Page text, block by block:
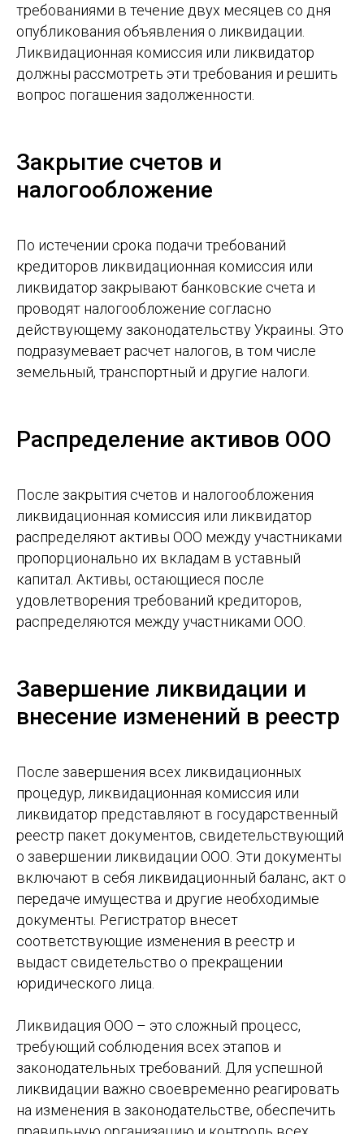
требованиями в течение двух месяцев со дня
опубликования объявления о ликвидации.
Ликвидационная комиссия или ликвидатор
должны рассмотреть эти требования и решить
вопрос погашения задолженности.
Закрытие счетов и
налогообложение
По истечении срока подачи требований
кредиторов ликвидационная комиссия или
ликвидатор закрывают банковские счета и
проводят налогообложение согласно
действующему законодательству Украины. Это
подразумевает расчет налогов, в том числе
земельный, транспортный и другие налоги.
Распределение активов ООО
После закрытия счетов и налогообложения
ликвидационная комиссия или ликвидатор
распределяют активы ООО между участниками
пропорционально их вкладам в уставный
капитал. Активы, остающиеся после
удовлетворения требований кредиторов,
распределяются между участниками ООО.
Завершение ликвидации и
внесение изменений в реестр
После завершения всех ликвидационных
процедур, ликвидационная комиссия или
ликвидатор представляют в государственный
реестр пакет документов, свидетельствующий
о завершении ликвидации ООО. Эти документы
включают в себя ликвидационный баланс, акт о
передаче имущества и другие необходимые
документы. Регистратор внесет
соответствующие изменения в реестр и
выдаст свидетельство о прекращении
юридического лица.
Ликвидация ООО – это сложный процесс,
требующий соблюдения всех этапов и
законодательных требований. Для успешной
ликвидации важно своевременно реагировать
на изменения в законодательстве, обеспечить